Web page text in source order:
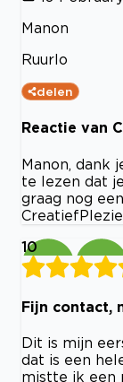
Manon
Ruurlo
delen
Reactie van
Manon, dank
te lezen dat
graag nog
10
Fijn contact,
Dit is mijn
dat is een
mistte ik een